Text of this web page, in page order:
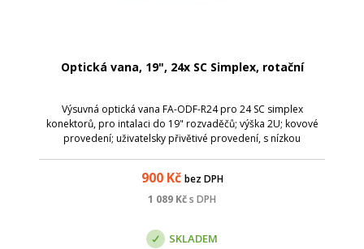
Optická vana, 19", 24x SC Simplex, rotační
Výsuvná optická vana FA-ODF-R24 pro 24 SC simplex
konektorů, pro intalaci do 19" rozvaděčů; výška 2U; kovové
provedení; uživatelsky přivětivé provedení, s nízkou
900Kč bez DPH
1 089 Kčs DPH
SKLADEM